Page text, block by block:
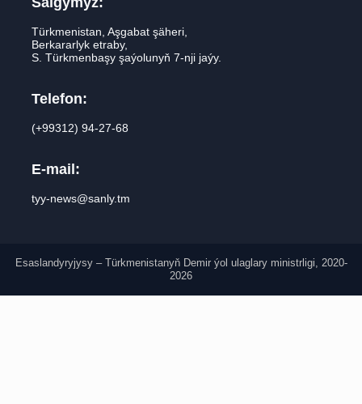
Türkmenistan, Aşgabat şäheri,
Berkararlyk etraby,
S. Türkmenbaşy şaýolunyň 7-nji jaýy.
Telefon:
(+99312) 94-27-68
E-mail:
tyy-news@sanly.tm
Esaslandyryjysy – Türkmenistanyň Demir ýol ulaglary ministrligi, 2020-
2026